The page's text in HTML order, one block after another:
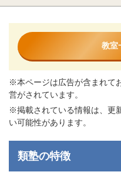
教室
※本ページは広告が含まれて
営がされています。
※掲載されている情報は、更
い可能性があります。
類塾の特徴